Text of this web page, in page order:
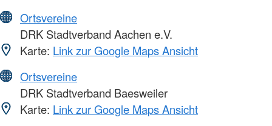
Ortsvereine
DRK Stadtverband Aachen e.V.
Karte: Link zur Google Maps Ansicht
Ortsvereine
DRK Stadtverband Baesweiler
Karte: Link zur Google Maps Ansicht